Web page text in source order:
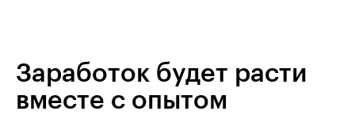
Заработок будет расти
вместе с опытом